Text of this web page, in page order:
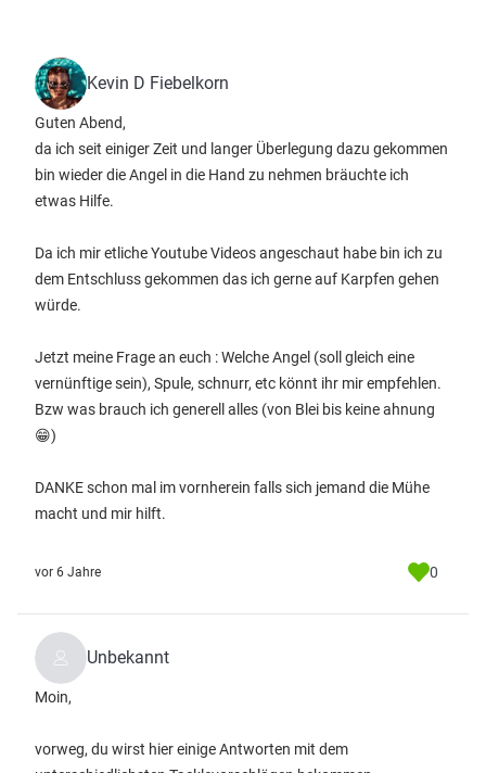
Kevin D Fiebelkorn
Guten Abend,
da ich seit einiger Zeit und langer Überlegung dazu gekommen
bin wieder die Angel in die Hand zu nehmen bräuchte ich
etwas Hilfe.
Da ich mir etliche Youtube Videos angeschaut habe bin ich zu
dem Entschluss gekommen das ich gerne auf Karpfen gehen
würde.
Jetzt meine Frage an euch : Welche Angel (soll gleich eine
vernünftige sein), Spule, schnurr, etc könnt ihr mir empfehlen.
Bzw was brauch ich generell alles (von Blei bis keine ahnung
😁)
DANKE schon mal im vornherein falls sich jemand die Mühe
macht und mir hilft.
vor 6 Jahre 0
Unbekannt
Moin,
vorweg, du wirst hier einige Antworten mit dem